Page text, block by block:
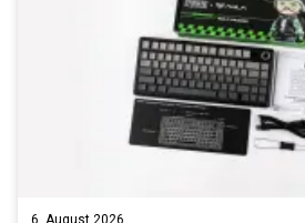
6. August 2026